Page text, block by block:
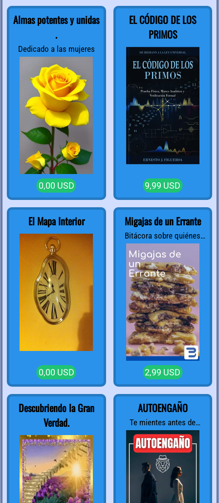
Almas potentes y unidas
.
Dedicado a las mujeres
0,00 USD
EL CÓDIGO DE LOS
PRIMOS
9,99 USD
El Mapa Interior
0,00 USD
Migajas de un Errante
Bitácora sobre quiénes
somos y qué dejamos
atrás
2,99 USD
Descubriendo la Gran
Verdad.
AUTOENGAÑO
Te mientes antes de
mentir